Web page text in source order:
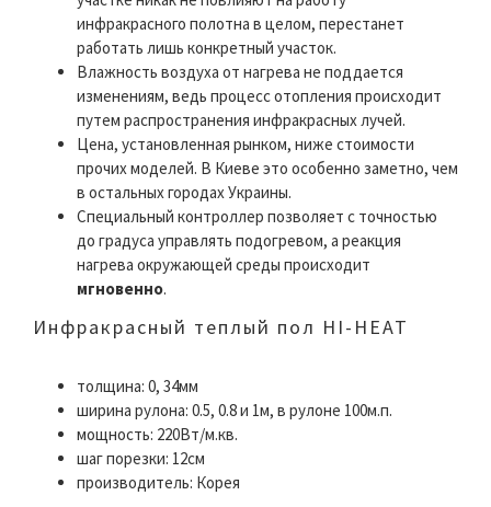
инфракрасного полотна в целом, перестанет
работать лишь конкретный участок.
Влажность воздуха от нагрева не поддается
изменениям, ведь процесс отопления происходит
путем распространения инфракрасных лучей.
Цена, установленная рынком, ниже стоимости
прочих моделей. В Киеве это особенно заметно, чем
в остальных городах Украины.
Специальный контроллер позволяет с точностью
до градуса управлять подогревом, а реакция
нагрева окружающей среды происходит
мгновенно.
Инфракрасный теплый пол HI-HEAT
толщина: 0, 34мм
ширина рулона: 0.5, 0.8 и 1м, в рулоне 100м.п.
мощность: 220Вт/м.кв.
шаг порезки: 12см
производитель: Корея